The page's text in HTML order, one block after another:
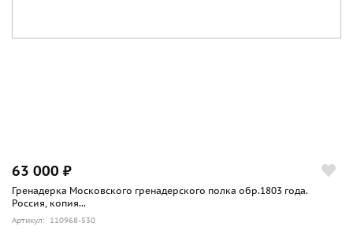
63 000 ₽
Гренадерка Московского гренадерского полка обр.1803 года.
Россия, копия...
Артикул: 110968-530